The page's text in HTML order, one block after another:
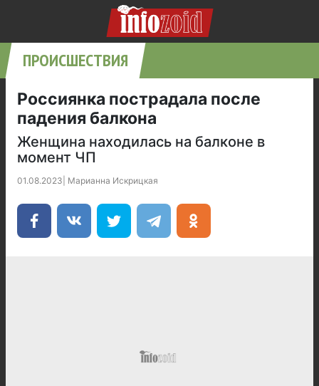
ПРОИСШЕСТВИЯ
Россиянка пострадала после
падения балкона
Женщина находилась на балконе в
момент ЧП
01.08.2023 Марианна Искрицкая